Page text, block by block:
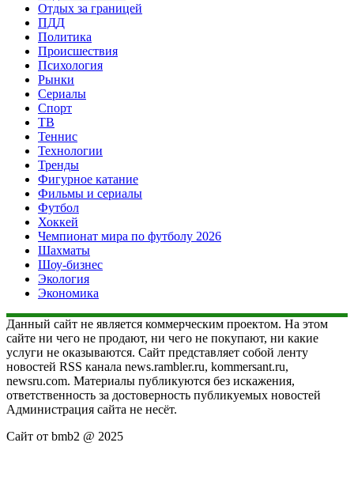
Отдых за границей
ПДД
Политика
Происшествия
Психология
Рынки
Сериалы
Спорт
ТВ
Теннис
Технологии
Тренды
Фигурное катание
Фильмы и сериалы
Футбол
Хоккей
Чемпионат мира по футболу 2026
Шахматы
Шоу-бизнес
Экология
Экономика
Данный сайт не является коммерческим проектом. На этом
сайте ни чего не продают, ни чего не покупают, ни какие
услуги не оказываются. Сайт представляет собой ленту
новостей RSS канала news.rambler.ru, kommersant.ru,
newsru.com. Материалы публикуются без искажения,
ответственность за достоверность публикуемых новостей
Администрация сайта не несёт.
Сайт от bmb2 @ 2025